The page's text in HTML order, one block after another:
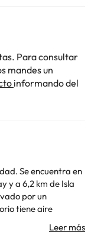
Para consultar
mandes un
informando del
Se encuentra en
y a 6,2 km de Isla
por un
y secador de
y una cocina